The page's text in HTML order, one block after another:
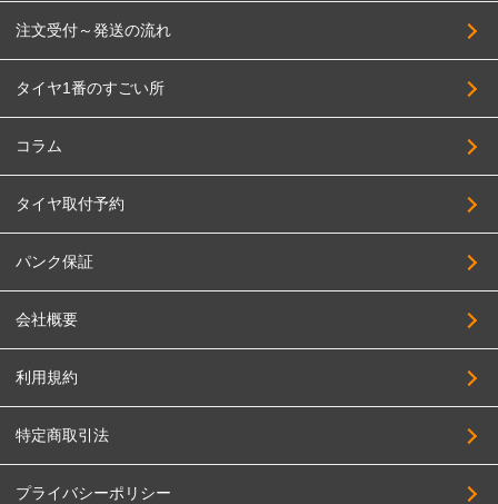
注文受付～発送の流れ
タイヤ1番のすごい所
コラム
タイヤ取付予約
パンク保証
会社概要
利用規約
特定商取引法
プライバシーポリシー